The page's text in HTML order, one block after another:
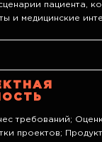
пациента,
и медицинские
требований;
проектов;